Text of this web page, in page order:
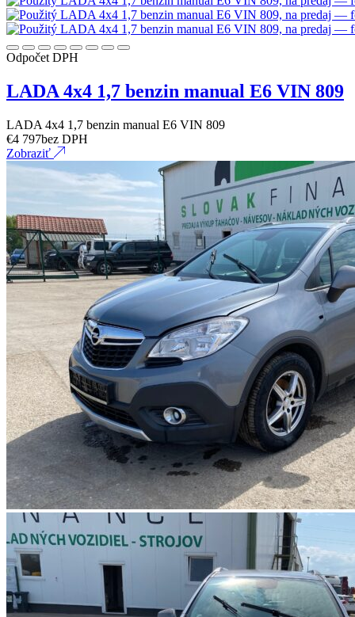
Odpočet DPH
LADA 4x4 1,7 benzin manual E6 VIN 809
LADA 4x4 1,7 benzin manual E6 VIN 809
€4 797bez DPH
Zobraziť